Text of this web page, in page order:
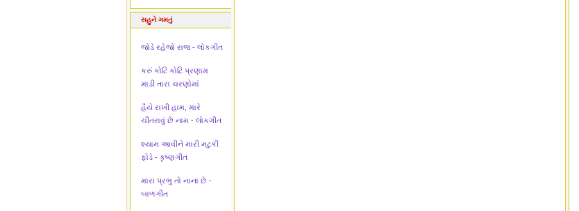
સહુને ગમતું
જોડે રહેજો રાજ - લોકગીત
કરું કોટિ કોટિ પ્રણામ
માડી તારા ચરણોમાં
હૈયે રાખી હામ, મારે
ચીતરાવું છે નામ - લોકગીત
શ્યામ આવીને મારી મટુકી
ફોડે - કૃષ્ણગીત
મારા પ્રભુ તો નાના છે -
બાળગીત